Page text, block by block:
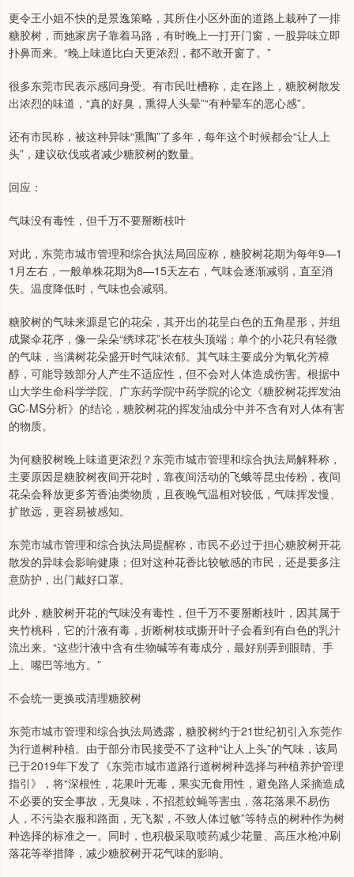
更令王小姐不快的是景逸策略，其所住小区外面的道路上栽种了一排
糖胶树，而她家房子靠着马路，有时晚上一打开门窗，一股异味立即
扑鼻而来。“晚上味道比白天更浓烈，都不敢开窗了。”
很多东莞市民表示感同身受。有市民吐槽称，走在路上，糖胶树散发
出浓烈的味道，“真的好臭，熏得人头晕”“有种晕车的恶心感”。
还有市民称，被这种异味“熏陶”了多年，每年这个时候都会“让人上
头”，建议砍伐或者减少糖胶树的数量。
回应：
气味没有毒性，但千万不要掰断枝叶
对此，东莞市城市管理和综合执法局回应称，糖胶树花期为每年9—1
1月左右，一般单株花期为8—15天左右，气味会逐渐减弱，直至消
失。温度降低时，气味也会减弱。
糖胶树的气味来源是它的花朵，其开出的花呈白色的五角星形，并组
成聚伞花序，像一朵朵“绣球花”长在枝头顶端；单个的小花只有轻微
的气味，当满树花朵盛开时气味浓郁。其气味主要成分为氧化芳樟
醇，可能导致部分人产生不适应性，但不会对人体造成伤害。根据中
山大学生命科学学院、广东药学院中药学院的论文《糖胶树花挥发油
GC-MS分析》的结论，糖胶树花的挥发油成分中并不含有对人体有害
的物质。
为何糖胶树晚上味道更浓烈？东莞市城市管理和综合执法局解释称，
主要原因是糖胶树夜间开花时，靠夜间活动的飞蛾等昆虫传粉，夜间
花朵会释放更多芳香油类物质，且夜晚气温相对较低，气味挥发慢、
扩散远，更容易被感知。
东莞市城市管理和综合执法局提醒称，市民不必过于担心糖胶树开花
散发的异味会影响健康；但对这种花香比较敏感的市民，还是要多注
意防护，出门戴好口罩。
此外，糖胶树开花的气味没有毒性，但千万不要掰断枝叶，因其属于
夹竹桃科，它的汁液有毒，折断树枝或撕开叶子会看到有白色的乳汁
流出来。“这些汁液中含有生物碱等有毒成分，最好别弄到眼睛、手
上、嘴巴等地方。”
不会统一更换或清理糖胶树
东莞市城市管理和综合执法局透露，糖胶树约于21世纪初引入东莞作
为行道树种植。由于部分市民接受不了这种“让人上头”的气味，该局
已于2019年下发了《东莞市城市道路行道树树种选择与种植养护管理
指引》，将“深根性，花果叶无毒，果实无食用性，避免路人采摘造成
不必要的安全事故，无臭味，不招惹蚊蝇等害虫，落花落果不易伤
人，不污染衣服和路面，无飞絮，不致人体过敏”等特点的树种作为树
种选择的标准之一。同时，也积极采取喷药减少花量、高压水枪冲刷
落花等举措降，减少糖胶树开花气味的影响。